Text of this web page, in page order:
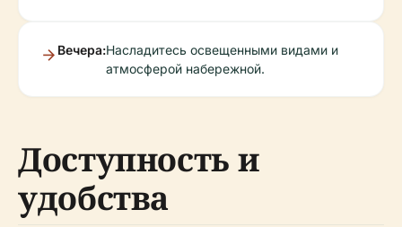
Вечера:Насладитесь освещенными видами и
атмосферой набережной.
Доступность и
удобства